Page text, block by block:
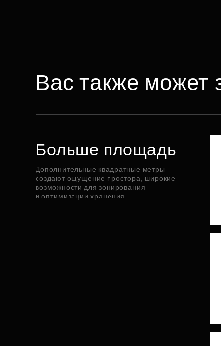
Вас также может
Больше площадь
Дополнительные квадратные метры
создают ощущение простора, широкие
возможности для зонирования
и оптимизации хранения